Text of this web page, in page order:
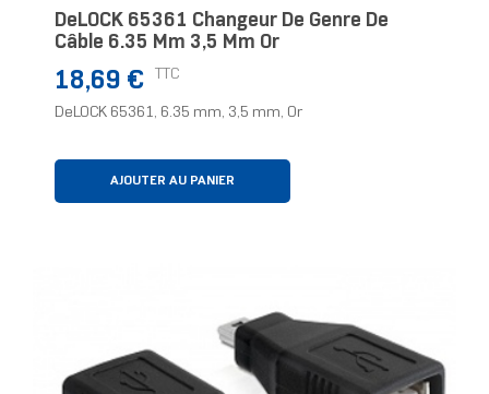
DeLOCK 65361 Changeur De Genre De
Câble 6.35 Mm 3,5 Mm Or
Prix
18,69 € TTC
DeLOCK 65361, 6.35 mm, 3,5 mm, Or
AJOUTER AU PANIER